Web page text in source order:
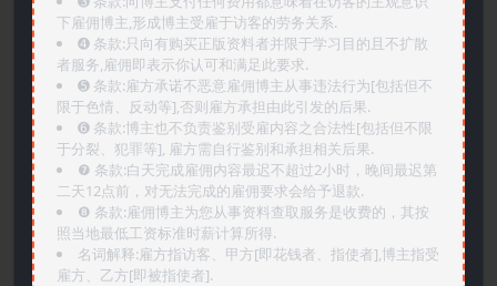
下雇佣博主,形成博主受雇于访客的劳务关系.
➍️ 条款:只向有购买正版资料者并限于学习目的且不扩散
者服务,雇佣即表示你认可和满足此要求.
➎ 条款:雇方承诺不恶意雇佣博主从事违法行为[包括但不
限于色情、反动等],否则雇方承担由此引发的后果.
➏️ 条款:博主也不负责鉴别受雇内容之合法性[包括但不限
于分裂、犯罪等], 雇方需自行鉴别和承担相关后果.
❼ 条款:白天完成雇佣内容最迟不超过2小时，晚间最迟第
二天12点前，对无法完成的雇佣要求会给予退款.
❽ 条款:雇佣博主为您从事资料查取服务是收费的，其按
照当地最低工资标准时薪计算所得.
名词解释:雇方指访客、甲方[即花钱者、指使者],博主指受
雇方、乙方[即被指使者].